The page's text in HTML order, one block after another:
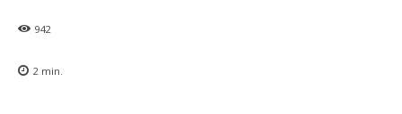
942
2 min.